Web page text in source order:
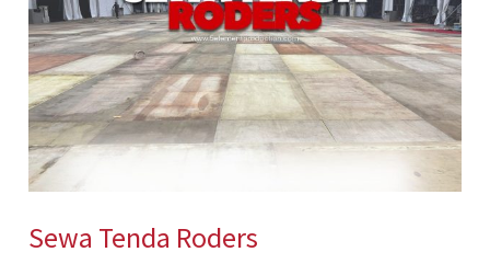
Sewa Tenda Roders